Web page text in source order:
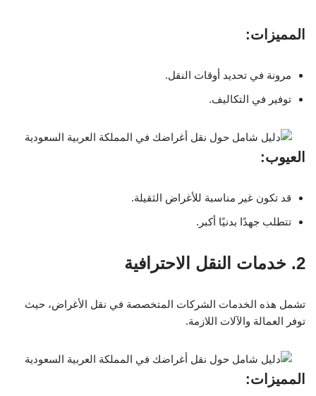
المميزات:
مرونة في تحديد أوقات النقل.
توفير في التكاليف.
العيوب:
قد تكون غير مناسبة للأغراض الثقيلة.
تتطلب جهدًا بدنيًا أكبر.
2. خدمات النقل الاحترافية
تشمل هذه الخدمات الشركات المتخصصة في نقل الأغراض، حيث
توفر العمالة والآلات اللازمة.
المميزات: